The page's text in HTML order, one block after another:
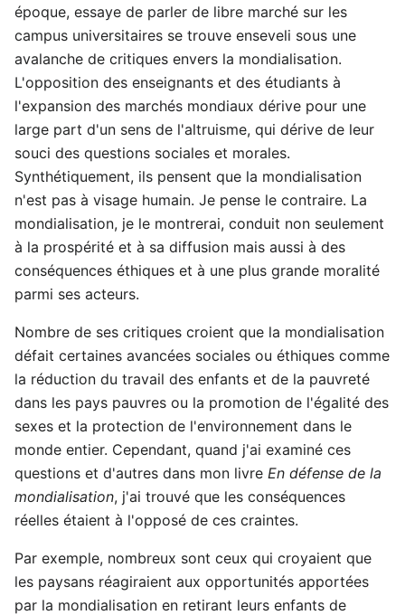
époque, essaye de parler de libre marché sur les
campus universitaires se trouve enseveli sous une
avalanche de critiques envers la mondialisation.
L'opposition des enseignants et des étudiants à
l'expansion des marchés mondiaux dérive pour une
large part d'un sens de l'altruisme, qui dérive de leur
souci des questions sociales et morales.
Synthétiquement, ils pensent que la mondialisation
n'est pas à visage humain. Je pense le contraire. La
mondialisation, je le montrerai, conduit non seulement
à la prospérité et à sa diffusion mais aussi à des
conséquences éthiques et à une plus grande moralité
parmi ses acteurs.
Nombre de ses critiques croient que la mondialisation
défait certaines avancées sociales ou éthiques comme
la réduction du travail des enfants et de la pauvreté
dans les pays pauvres ou la promotion de l'égalité des
sexes et la protection de l'environnement dans le
monde entier. Cependant, quand j'ai examiné ces
questions et d'autres dans mon livre En défense de la
mondialisation, j'ai trouvé que les conséquences
réelles étaient à l'opposé de ces craintes.
Par exemple, nombreux sont ceux qui croyaient que
les paysans réagiraient aux opportunités apportées
par la mondialisation en retirant leurs enfants de